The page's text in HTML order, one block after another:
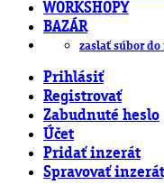
WORKSHOPY
BAZÁR
zaslať súbor
Prihlásiť
Registrovať
Zabudnuté heslo
Účet
Pridať inzerát
Spravovať